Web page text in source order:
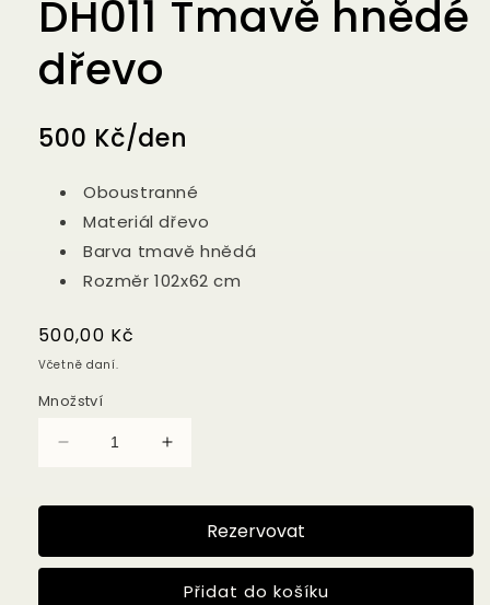
DH011 Tmavě hnědé
dřevo
500 Kč/den
Oboustranné
Materiál dřevo
Barva tmavě hnědá
Rozměr 102x62 cm
Běžná
cena
500,00 Kč
Včetně daní.
Množství
hnědé
Zvýšit
DH011
Tmavě
hnědé
dřevo
Rezervovat
Přidat do košíku